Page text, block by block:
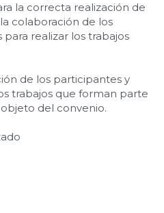
la correcta realización de
colaboración de los
realizar los trabajos
de los participantes y
trabajos que forman parte
del convenio.